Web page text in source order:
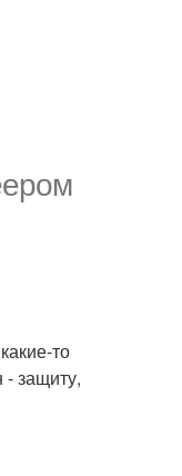
то
защиту,